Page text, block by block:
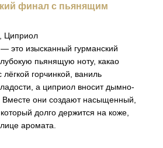
финал с пьянящим
Циприол
это изысканный гурманский
пьянящую ноту, какао
лёгкой горчинкой, ваниль
а циприол вносит дымно-
Вместе они создают насыщенный,
долго держится на коже,
аромата.